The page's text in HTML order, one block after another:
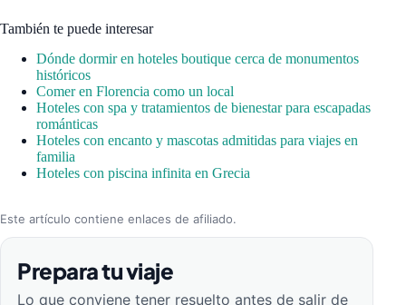
También te puede interesar
Dónde dormir en hoteles boutique cerca de monumentos
históricos
Comer en Florencia como un local
Hoteles con spa y tratamientos de bienestar para escapadas
románticas
Hoteles con encanto y mascotas admitidas para viajes en
familia
Hoteles con piscina infinita en Grecia
Este artículo contiene enlaces de afiliado.
Prepara tu viaje
Lo que conviene tener resuelto antes de salir de